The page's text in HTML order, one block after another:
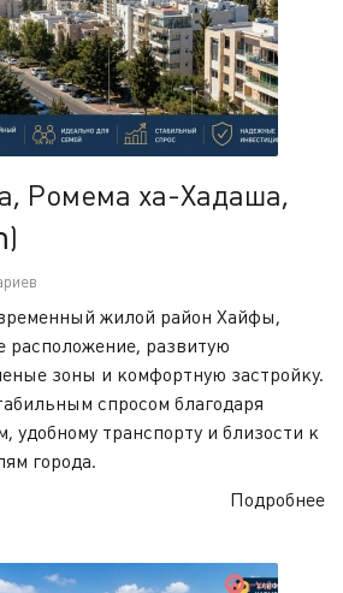
Ромема ха-Хадаша,
(רוממה החדשה)
жилой район Хайфы,
расположение, развитую
зоны и комфортную застройку.
спросом благодаря
удобному транспорту и близости к
города.
Подробнее